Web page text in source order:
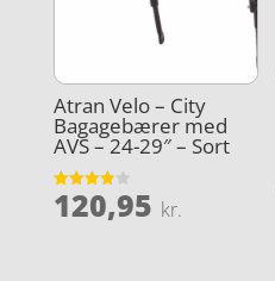
Atran Velo – City
Bagagebærer med
AVS – 24-29″ – Sort
Vurderet
3.9
120,95 kr.